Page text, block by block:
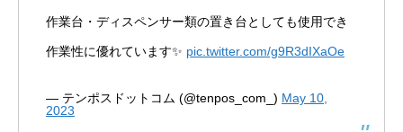
作業台・ディスペンサー類の置き台としても使用でき
作業性に優れています✨ pic.twitter.com/g9R3dIXaOe
— テンポスドットコム (@tenpos_com_) May 10,
2023